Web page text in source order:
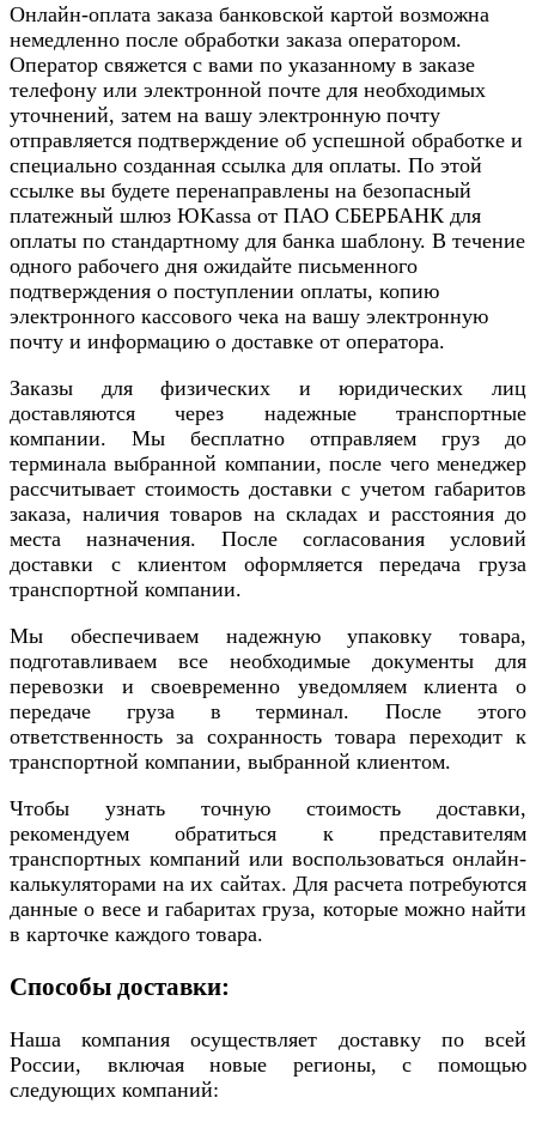
Онлайн-оплата заказа банковской картой возможна
немедленно после обработки заказа оператором.
Оператор свяжется с вами по указанному в заказе
телефону или электронной почте для необходимых
уточнений, затем на вашу электронную почту
отправляется подтверждение об успешной обработке и
специально созданная ссылка для оплаты. По этой
ссылке вы будете перенаправлены на безопасный
платежный шлюз ЮKassa от ПАО СБЕРБАНК для
оплаты по стандартному для банка шаблону. В течение
одного рабочего дня ожидайте письменного
подтверждения о поступлении оплаты, копию
электронного кассового чека на вашу электронную
почту и информацию о доставке от оператора.
Заказы для физических и юридических лиц
доставляются через надежные транспортные
компании. Мы бесплатно отправляем груз до
терминала выбранной компании, после чего менеджер
рассчитывает стоимость доставки с учетом габаритов
заказа, наличия товаров на складах и расстояния до
места назначения. После согласования условий
доставки с клиентом оформляется передача груза
транспортной компании.
Мы обеспечиваем надежную упаковку товара,
подготавливаем все необходимые документы для
перевозки и своевременно уведомляем клиента о
передаче груза в терминал. После этого
ответственность за сохранность товара переходит к
транспортной компании, выбранной клиентом.
Чтобы узнать точную стоимость доставки,
рекомендуем обратиться к представителям
транспортных компаний или воспользоваться онлайн-
калькуляторами на их сайтах. Для расчета потребуются
данные о весе и габаритах груза, которые можно найти
в карточке каждого товара.
Способы доставки:
Наша компания осуществляет доставку по всей
России, включая новые регионы, с помощью
следующих компаний: